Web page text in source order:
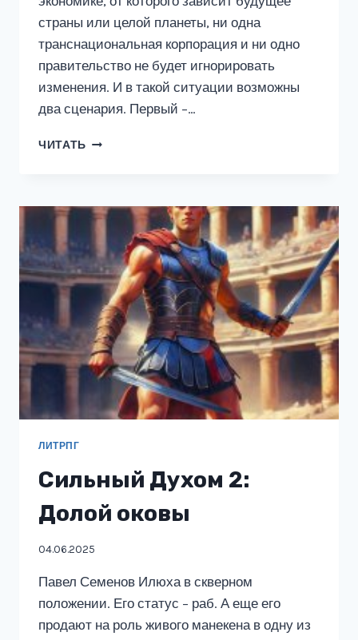
страны или целой планеты, ни одна
транснациональная корпорация и ни одно
правительство не будет игнорировать
изменения. И в такой ситуации возможны
два сценария. Первый –…
ЧИТАТЬ ВЕЧНАЯ
ТОМ
ЛИТРПГ
Сильный Духом 2:
Долой оковы
04.06.2025
Павел Семенов Илюха в скверном
положении. Его статус – раб. А еще его
продают на роль живого манекена в одну из